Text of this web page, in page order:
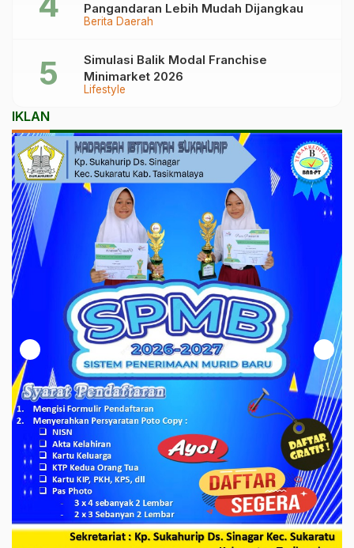
Berita Daerah
Pangandaran Lebih Mudah Dijangkau
Lifestyle
Simulasi Balik Modal Franchise
Minimarket 2026
IKLAN